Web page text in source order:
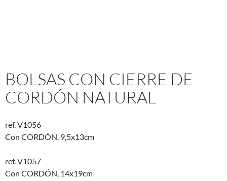
BOLSAS CON CIERRE DE
CORDÓN NATURAL
ref. V1056
Con CORDÓN, 9,5x13cm
ref. V1057
Con CORDÓN, 14x19cm